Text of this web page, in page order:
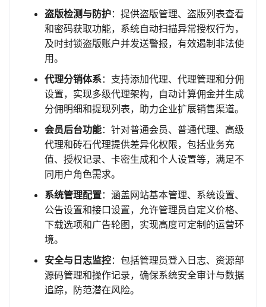
盗版检测与防护：提供盗版管理、盗版列表查看
和密码获取功能，系统自动扫描异常授权行为，
及时封锁盗版账户并发送警报，有效遏制非法使
用。
代理分销体系：支持添加代理、代理管理和分佣
设置，实现多级代理架构，自动计算佣金并生成
分佣明细和提现列表，助力企业扩展销售渠道。
会员后台功能：针对普通会员、普通代理、高级
代理和砖石代理提供差异化权限，包括业务充
值、授权记录、卡密生成和个人设置等，满足不
同用户角色需求。
系统管理配置：涵盖网站基本管理、系统设置、
公告设置和接口设置，允许管理员自定义价格、
下载选项和广告轮图，实现高度可定制的运营环
境。
安全与日志监控：包括管理员登入日志、资源部
源码管理和操作记录，确保系统安全审计与数据
追踪，防范潜在风险。